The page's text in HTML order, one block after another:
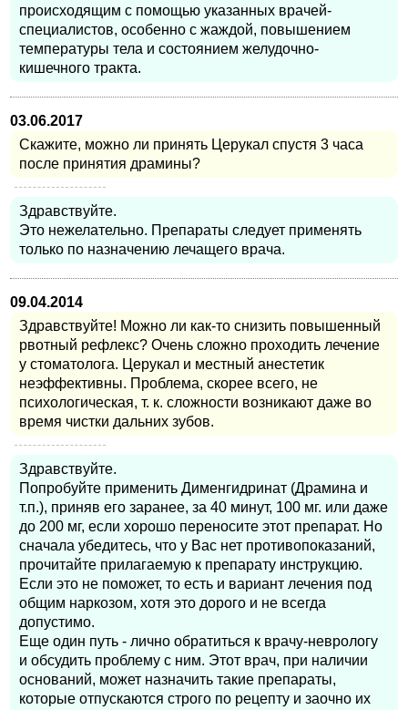
происходящим с помощью указанных врачей-
специалистов, особенно с жаждой, повышением
температуры тела и состоянием желудочно-
кишечного тракта.
03.06.2017
Скажите, можно ли принять Церукал спустя 3 часа
после принятия драмины?
Здравствуйте.
Это нежелательно. Препараты следует применять
только по назначению лечащего врача.
09.04.2014
Здравствуйте! Можно ли как-то снизить повышенный
рвотный рефлекс? Очень сложно проходить лечение
у стоматолога. Церукал и местный анестетик
неэффективны. Проблема, скорее всего, не
психологическая, т. к. сложности возникают даже во
время чистки дальних зубов.
Здравствуйте.
Попробуйте применить Дименгидринат (Драмина и
т.п.), приняв его заранее, за 40 минут, 100 мг. или даже
до 200 мг, если хорошо переносите этот препарат. Но
сначала убедитесь, что у Вас нет противопоказаний,
прочитайте прилагаемую к препарату инструкцию.
Если это не поможет, то есть и вариант лечения под
общим наркозом, хотя это дорого и не всегда
допустимо.
Еще один путь - лично обратиться к врачу-неврологу
и обсудить проблему с ним. Этот врач, при наличии
оснований, может назначить такие препараты,
которые отпускаются строго по рецепту и заочно их